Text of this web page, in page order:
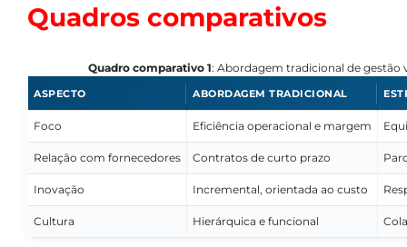
Quadros comparativos
Quadro comparativo 1: Abordagem tradicional de gestão
ASPECTO ABORDAGEM TRADICIONAL
Foco Eficiência operacional e margem
Relação com fornecedores Contratos de curto prazo
Inovação Incremental, orientada ao custo
Cultura Hierárquica e funcional